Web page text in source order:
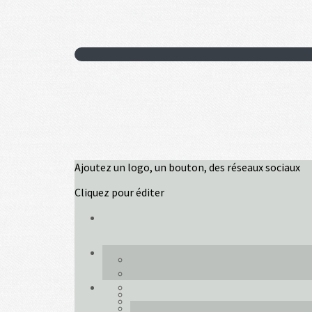
Ajoutez un logo, un bouton, des réseaux sociaux
Cliquez pour éditer